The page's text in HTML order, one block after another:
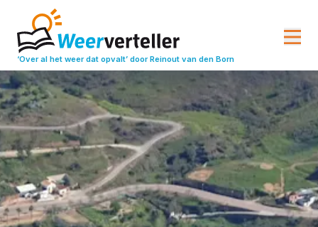
‘Over al het weer dat opvalt’ door Reinout van den Born